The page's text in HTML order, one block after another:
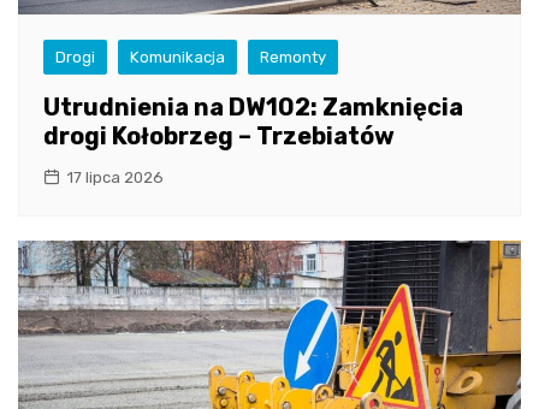
Drogi Komunikacja Remonty
Utrudnienia na DW102: Zamknięcia
drogi Kołobrzeg – Trzebiatów
17 lipca 2026